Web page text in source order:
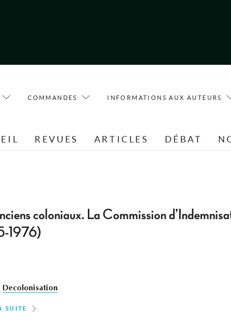
COMMANDES INFORMATIONS AUX AUTEURS
REVUES ARTICLES DÉBAT
coloniaux. La Commission
1976)
Decolonisation
SUITE